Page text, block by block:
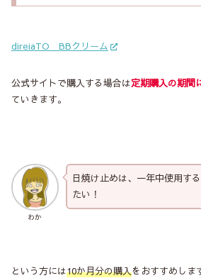
direiaTO BBクリーム
公式サイトで購入する場合は定期購入の期間
ていきます。
わか
日焼け止めは、一年中使用す
たい！
という方には10か月分の購入をおすすめしま